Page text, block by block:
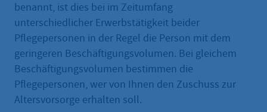
benannt, ist dies bei im Zeitumfang
unterschiedlicher Erwerbstätigkeit beider
Pflegepersonen in der Regel die Person mit dem
geringeren Beschäftigungsvolumen. Bei gleichem
Beschäftigungsvolumen bestimmen die
Pflegepersonen, wer von Ihnen den Zuschuss zur
Altersvorsorge erhalten soll.